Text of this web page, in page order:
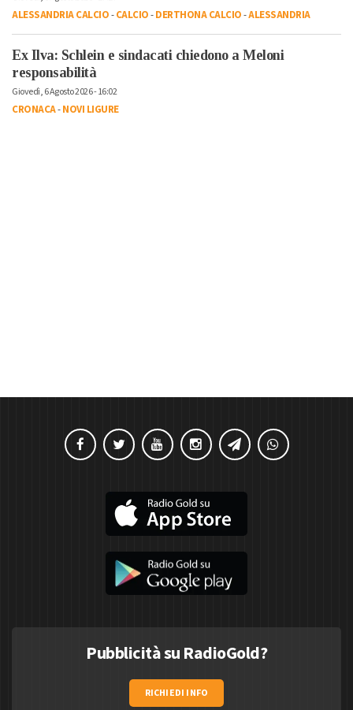
ALESSANDRIA CALCIO-CALCIO-DERTHONA CALCIO-ALESSANDRIA
Ex Ilva: Schlein e sindacati chiedono a Meloni
responsabilità
Giovedì, 6 Agosto 2026 - 16:02
CRONACA-NOVI LIGURE
Pubblicità su RadioGold?
RICHIEDI INFO